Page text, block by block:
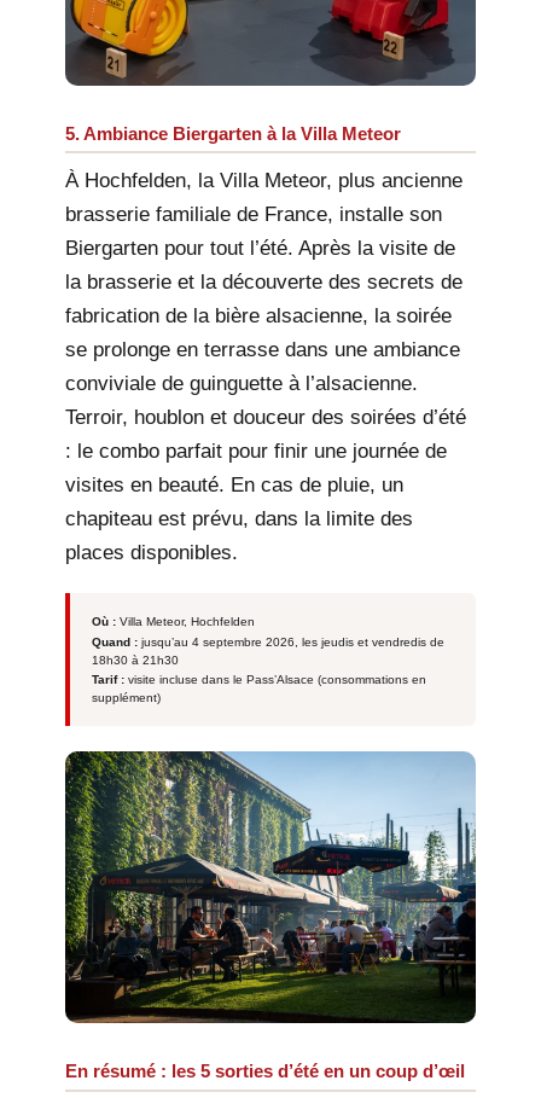
5. Ambiance Biergarten à la Villa Meteor
À Hochfelden, la Villa Meteor, plus ancienne
brasserie familiale de France, installe son
Biergarten pour tout l’été. Après la visite de
la brasserie et la découverte des secrets de
fabrication de la bière alsacienne, la soirée
se prolonge en terrasse dans une ambiance
conviviale de guinguette à l’alsacienne.
Terroir, houblon et douceur des soirées d’été
: le combo parfait pour finir une journée de
visites en beauté. En cas de pluie, un
chapiteau est prévu, dans la limite des
places disponibles.
Où : Villa Meteor, Hochfelden
Quand : jusqu’au 4 septembre 2026, les jeudis et vendredis de
18h30 à 21h30
Tarif : visite incluse dans le Pass’Alsace (consommations en
supplément)
En résumé : les 5 sorties d’été en un coup d’œil